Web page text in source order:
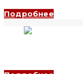
Подробнее